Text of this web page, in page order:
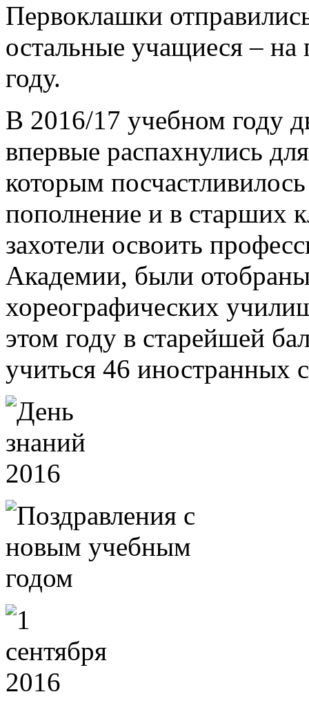
Первоклашки
остальные учащиеся –
году.
В 2016/17 учебном году
впервые распахнулись
которым
пополнение и в старших
захотели освоить
Академии, были
хореографических
этом году в старейшей
учиться 46 иностранных